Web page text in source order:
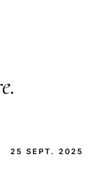
.
25 SEPT. 2025